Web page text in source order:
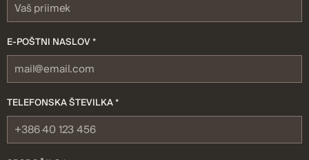
E-POŠTNI NASLOV *
TELEFONSKA ŠTEVILKA *